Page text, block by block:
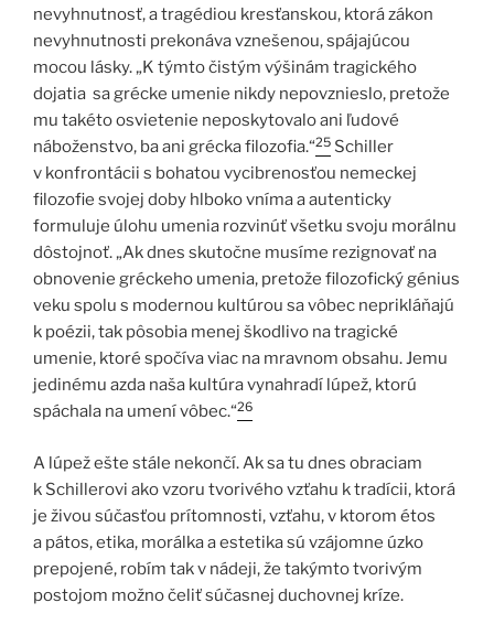
nevyhnutnosť, a tragédiou kresťanskou, ktorá zákon
nevyhnutnosti prekonáva vznešenou, spájajúcou
mocou lásky. „K týmto čistým výšinám tragického
dojatia sa grécke umenie nikdy nepovznieslo, pretože
mu takéto osvietenie neposkytovalo ani ľudové
náboženstvo, ba ani grécka filozofia.“25 Schiller
v konfrontácii s bohatou vycibrenosťou nemeckej
filozofie svojej doby hlboko vníma a autenticky
formuluje úlohu umenia rozvinúť všetku svoju morálnu
dôstojnoť. „Ak dnes skutočne musíme rezignovať na
obnovenie gréckeho umenia, pretože filozofický génius
veku spolu s modernou kultúrou sa vôbec neprikláňajú
k poézii, tak pôsobia menej škodlivo na tragické
umenie, ktoré spočíva viac na mravnom obsahu. Jemu
jedinému azda naša kultúra vynahradí lúpež, ktorú
spáchala na umení vôbec.“26
A lúpež ešte stále nekončí. Ak sa tu dnes obraciam
k Schillerovi ako vzoru tvorivého vzťahu k tradícii, ktorá
je živou súčasťou prítomnosti, vzťahu, v ktorom étos
a pátos, etika, morálka a estetika sú vzájomne úzko
prepojené, robím tak v nádeji, že takýmto tvorivým
postojom možno čeliť súčasnej duchovnej kríze.